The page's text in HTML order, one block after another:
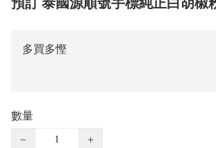
預訂 泰國源順號手標純正白胡椒
多買多慳
數量
−
+